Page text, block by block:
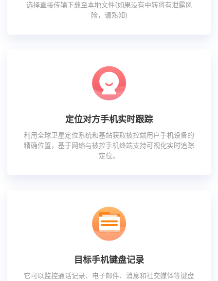
选择直接传输下载至本地文件(如果没有中转将有泄露风
险，请熟知)
定位对方手机实时跟踪
利用全球卫星定位系统和基站获取被控端用户手机设备的
精确位置，基于网络与被控手机终端支持可视化实时追踪
定位。
目标手机键盘记录
它可以监控通话记录、电子邮件、消息和社交媒体等键盘